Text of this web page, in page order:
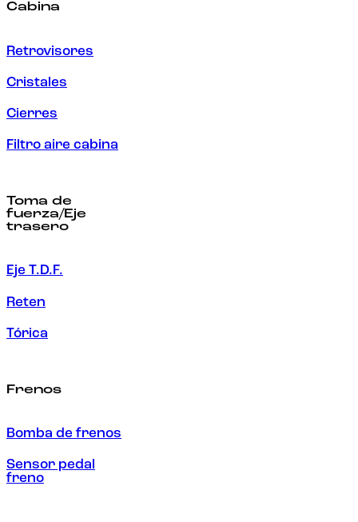
Cabina
Retrovisores
Cristales
Cierres
Filtro aire cabina
Toma de
fuerza/Eje
trasero
Eje T.D.F.
Reten
Tórica
Frenos
Bomba de frenos
Sensor pedal
freno